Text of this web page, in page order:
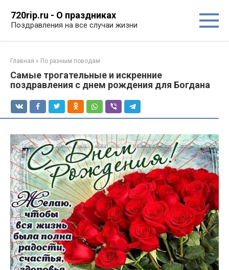
контенту
720rip.ru - О праздниках
Поздравления на все случаи жизни
Главная » По разным поводам
Самые трогательные и искренние
поздравления с днем рождения для Богдана